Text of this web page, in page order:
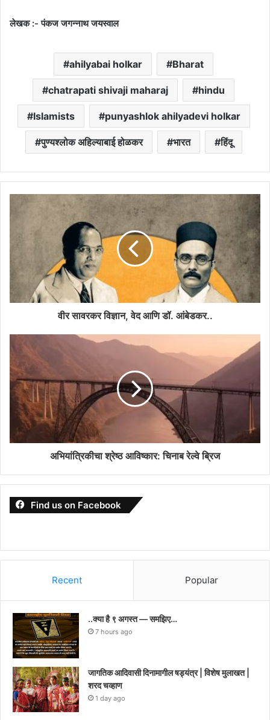
लेखक :- पंकज जगन्नाथ जयस्वाल
ahilyabai holkar Bharat
chatrapati shivaji maharaj hindu
Islamists punyashlok ahilyadevi holkar
पुण्यश्लोक अहिल्याबाई होळकर भारत हिंदू
वीर सावरकर विज्ञान, वेद आणि डॉ. आंबेडकर..
अभियांत्रिकीचा श्रेष्ठ आविष्कार: चिनाब रेल्वे ब्रिज
Find us on Facebook
Recent Popular
..क्या है ९ अगस्त — समझिए…
7 hours ago
जागतिक आदिवासी दिनामागील षड्यंत्र | विशेष मुलाखत |
शरद चव्हाण
1 day ago